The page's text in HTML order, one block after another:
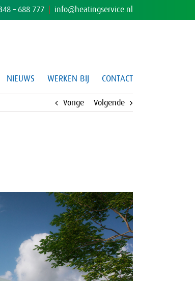
– 688 777 info@heatingservice.nl
NIEUWS WERKEN BIJ CONTACT
Vorige Volgende